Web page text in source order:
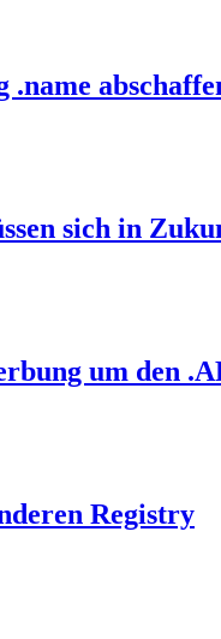
sich in
um den
Registry